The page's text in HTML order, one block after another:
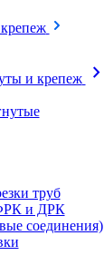
и крепеж
chevron_right
труб
и ДРК
соединения)